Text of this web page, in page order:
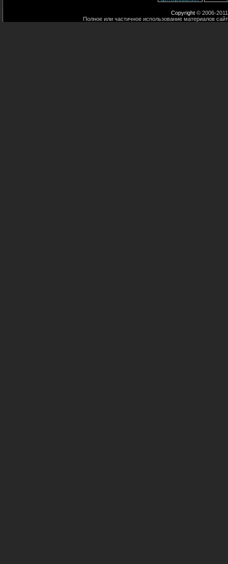
Copyright © 2006-
Полное или частичное использование материалов